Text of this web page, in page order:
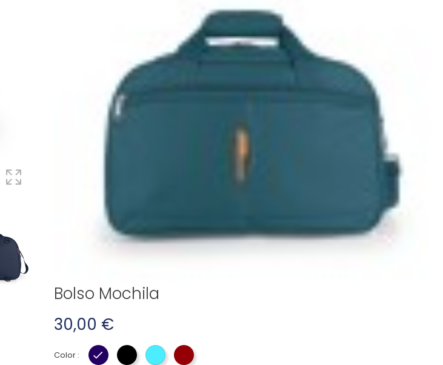
Bolso Mochila
30,00 €
Color : AZUL MARINO
NEGRO TURQUESAGRANATE